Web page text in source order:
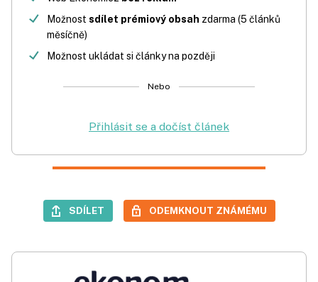
Možnost sdílet prémiový obsah zdarma (5 článků
měsíčně)
Možnost ukládat si články na později
Nebo
Přihlásit se a dočíst článek
SDÍLET ODEMKNOUT ZNÁMÉMU